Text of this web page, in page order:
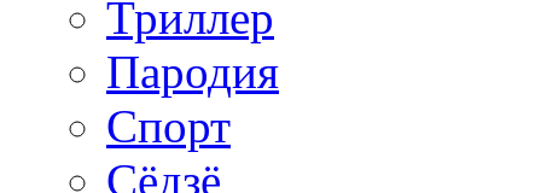
Триллер
Пародия
Спорт
Сёдзё